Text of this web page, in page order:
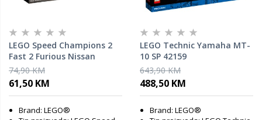
LEGO Speed Champions 2
Fast 2 Furious Nissan
Skyline GT-R (R34) 76917
74,90 KM
61,50 KM
Brand: LEGO®
LEGO Technic Yamaha MT-
10 SP 42159
643,90 KM
488,50 KM
Brand: LEGO®